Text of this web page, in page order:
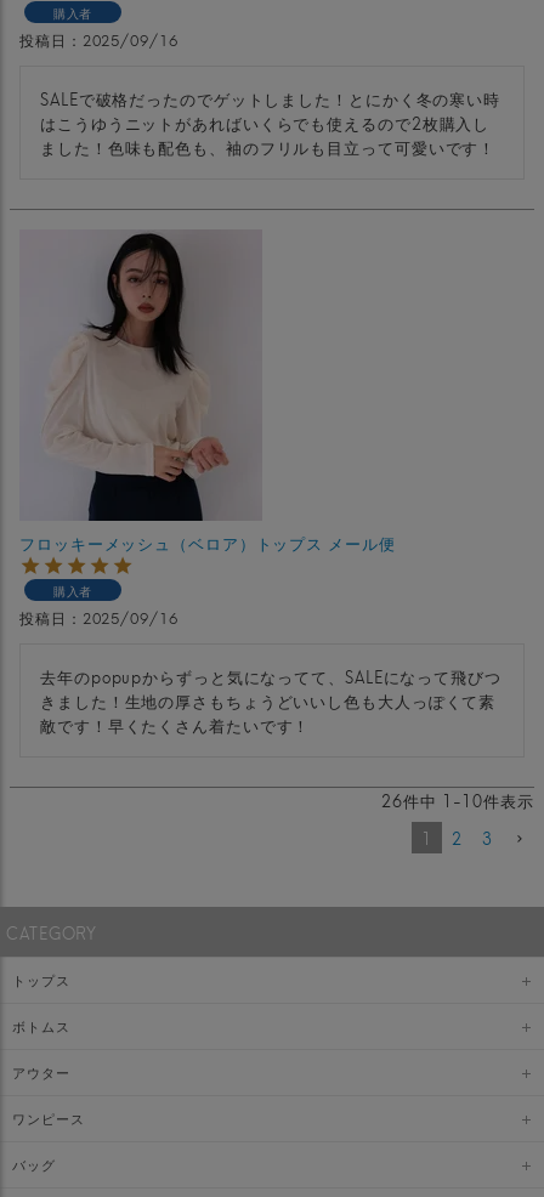
購入者
投稿日 2025/09/16
SALEで破格だったのでゲットしました！とにかく冬の寒い時
はこうゆうニットがあればいくらでも使えるので2枚購入し
ました！色味も配色も、袖のフリルも目立って可愛いです！
フロッキーメッシュ（ベロア）トップス メール便
購入者
投稿日 2025/09/16
去年のpopupからずっと気になってて、SALEになって飛びつ
きました！生地の厚さもちょうどいいし色も大人っぽくて素
敵です！早くたくさん着たいです！
26件中 1 -10件表示
1
2 3
CATEGORY
トップス
ボトムス
アウター
ワンピース
バッグ